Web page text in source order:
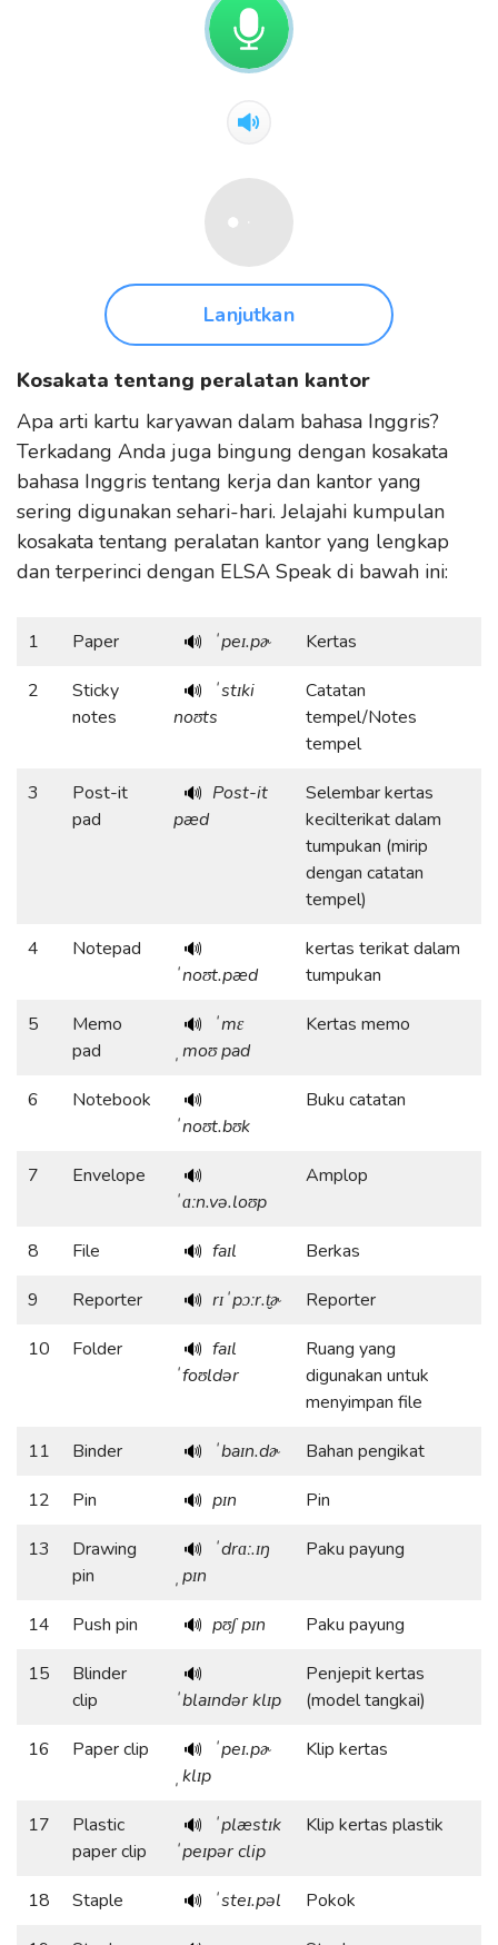
Lanjutkan
Kosakata tentang peralatan kantor
Apa arti kartu karyawan dalam bahasa Inggris?
Terkadang Anda juga bingung dengan kosakata
bahasa Inggris tentang kerja dan kantor yang
sering digunakan sehari-hari. Jelajahi kumpulan
kosakata tentang peralatan kantor yang lengkap
dan terperinci dengan ELSA Speak di bawah ini:
1 Paper 🔊 ˈpeɪ.pɚ
Kertas
2
Sticky
notes
🔊
ˈstɪki
noʊts
Catatan
tempel/Notes
tempel
3
Post-it
pad
🔊 Post-it
pæd
Selembar kertas
kecilterikat dalam
tumpukan (mirip
dengan catatan
tempel)
4
Notepad
🔊
ˈnoʊt.pæd
kertas terikat dalam
tumpukan
5
Memo
pad
🔊
ˈmɛ
ˌmoʊ pad
Kertas memo
6 Notebook
🔊
ˈnoʊt.bʊk
Buku catatan
7 Envelope
🔊
ˈɑːn.və.loʊp
Amplop
8 File 🔊 faɪl
Berkas
9
Reporter 🔊 rɪˈpɔːr.t̬ɚ
Reporter
10
Folder 🔊 faɪl
ˈfoʊldər
Ruang yang
digunakan untuk
menyimpan file
11
Binder 🔊 ˈbaɪn.dɚ
Bahan pengikat
12
Pin 🔊 pɪn
Pin
13
Drawing
pin
🔊
ˈdrɑː.ɪŋ
ˌpɪn
Paku payung
14 Push pin 🔊 pʊʃ pɪn
Paku payung
15
Blinder
clip
🔊
ˈblaɪndər klɪp
Penjepit kertas
(model tangkai)
16
Paper clip 🔊
ˈpeɪ.pɚ
ˌklɪp
Klip kertas
17
Plastic
paper clip
🔊
ˈplæstɪk
ˈpeɪpər clip
Klip kertas plastik
18 Staple 🔊 ˈsteɪ.pəl
Pokok